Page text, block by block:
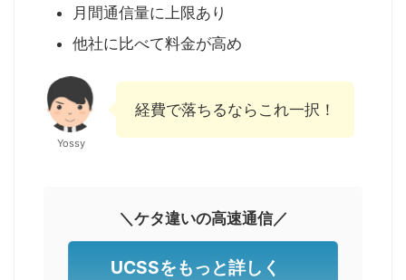
月間通信量に上限あり
他社に比べて料金が高め
Yossy
経費で落ちるならこれ一択！
＼ケタ違いの高速通信／
UCSSをもっと詳しく